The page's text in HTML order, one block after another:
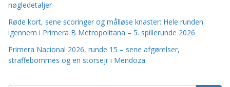
nøgledetaljer
Røde kort, sene scoringer og målløse knaster: Hele runden
igennem i Primera B Metropolitana – 5. spillerunde 2026
Primera Nacional 2026, runde 15 – sene afgørelser,
straffebommes og en storsejr i Mendoza